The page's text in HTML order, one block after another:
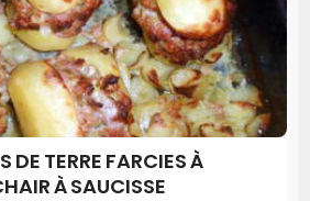
DE TERRE FARCIES À
À SAUCISSE